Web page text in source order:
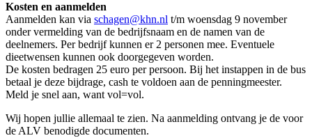
Kosten en aanmelden
Aanmelden kan via schagen@khn.nl t/m woensdag 9 november
onder vermelding van de bedrijfsnaam en de namen van de
deelnemers. Per bedrijf kunnen er 2 personen mee. Eventuele
dieetwensen kunnen ook doorgegeven worden.
De kosten bedragen 25 euro per persoon. Bij het instappen in de bus
betaal je deze bijdrage, cash te voldoen aan de penningmeester.
Meld je snel aan, want vol=vol.
Wij hopen jullie allemaal te zien. Na aanmelding ontvang je de voor
de ALV benodigde documenten.